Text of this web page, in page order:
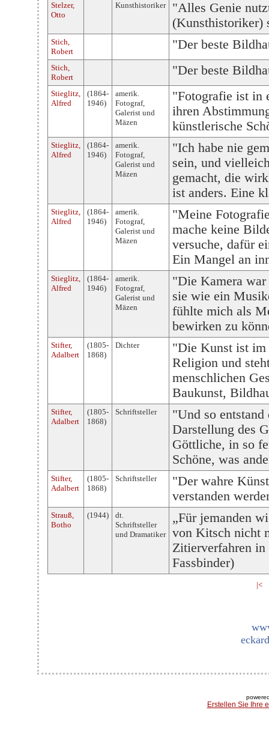
Stelzer,
Otto
Kunsthistoriker
"Alles Genie
(Kunsthistoriker)
Stich,
Robert
"Der beste
Stich,
Robert
"Der beste
Stieglitz,
Alfred
(1864-
1946)
amerik.
Fotograf,
Galerist und
Mäzen
"Fotografie ist in
ihren
künstlerische
Stieglitz,
Alfred
(1864-
1946)
amerik.
Fotograf,
Galerist und
Mäzen
"Ich habe nie
sein, und
gemacht, die
ist anders. Eine
Stieglitz,
Alfred
(1864-
1946)
amerik.
Fotograf,
Galerist und
Mäzen
"Meine
mache keine
versuche, dafür
Ein Mangel an
Stieglitz,
Alfred
(1864-
1946)
amerik.
Fotograf,
Galerist und
Mäzen
"Die Kamera
sie wie ein
fühlte mich als
bewirken zu
Stifter,
Adalbert
(1805-
1868)
Dichter
"Die Kunst ist im
Religion und
menschlichen
Baukunst,
Stifter,
Adalbert
(1805-
1868)
Schriftsteller
"Und so
Darstellung des
Göttliche, in so
Schöne, was
Stifter,
Adalbert
(1805-
1868)
Schriftsteller
"Der wahre
verstanden
Strauß,
Botho
(1944)
dt.
Schriftsteller
und Dramatiker
„Für jemanden
von Kitsch nicht
Zitierverfahren in
Fassbinder)
|<
Erstellen Sie Ihre